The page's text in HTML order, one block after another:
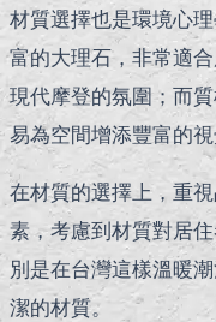
材質選擇也是環境心
富的大理石，非常適
現代摩登的氛圍；而
易為空間增添豐富的視
在材質的選擇上，重
素，考慮到材質對居
別是在台灣這樣溫暖
潔的材質。